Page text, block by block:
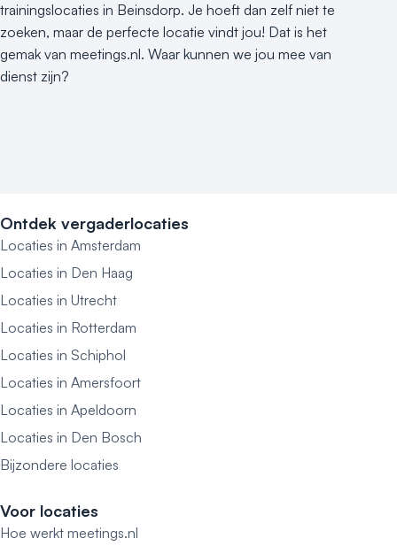
trainingslocaties in Beinsdorp. Je hoeft dan zelf niet te
zoeken, maar de perfecte locatie vindt jou! Dat is het
gemak van meetings.nl. Waar kunnen we jou mee van
dienst zijn?
Ontdek vergaderlocaties
Locaties in Amsterdam
Locaties in Den Haag
Locaties in Utrecht
Locaties in Rotterdam
Locaties in Schiphol
Locaties in Amersfoort
Locaties in Apeldoorn
Locaties in Den Bosch
Bijzondere locaties
Voor locaties
Hoe werkt meetings.nl